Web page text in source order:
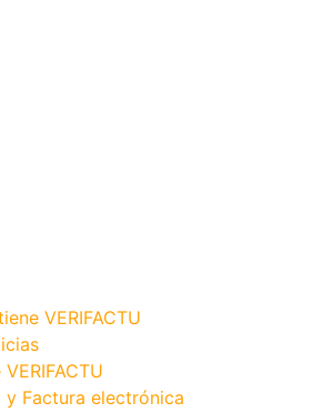
VERIFACTU
y Factura electrónica